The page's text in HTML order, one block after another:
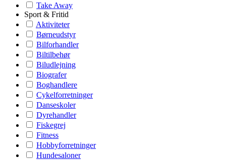
Take Away
Sport & Fritid
Aktiviteter
Børneudstyr
Bilforhandler
Biltilbehør
Biludlejning
Biografer
Boghandlere
Cykelforretninger
Danseskoler
Dyrehandler
Fiskegrej
Fitness
Hobbyforretninger
Hundesaloner